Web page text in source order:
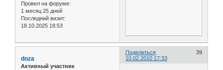
Провел на форуме:
1 месяц 25 дней
Последний визит:
18.10.2025 18:53
Поделиться
39
10.02.2010 17:33
doza
Активный участник